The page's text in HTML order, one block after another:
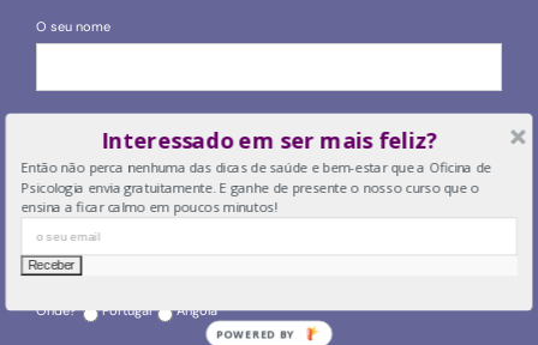
O seu nome
O seu telefone
Onde? Portugal Angola
Interessado em ser mais feliz?
Então não perca nenhuma das dicas de saúde e bem-estar que a Oficina de
Psicologia envia gratuitamente. E ganhe de presente o nosso curso que o
ensina a ficar calmo em poucos minutos!
POWERED BY